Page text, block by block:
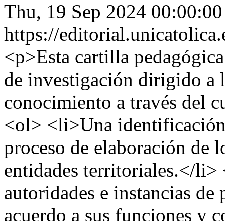
Thu, 19 Sep 2024
https://
<p>Esta cartilla
de investigación dirigido a
conocimiento a través del
<ol> <li>Una
proceso de elaboración de
entidades territoriales.</li>
autoridades e instancias
acuerdo a sus funciones y